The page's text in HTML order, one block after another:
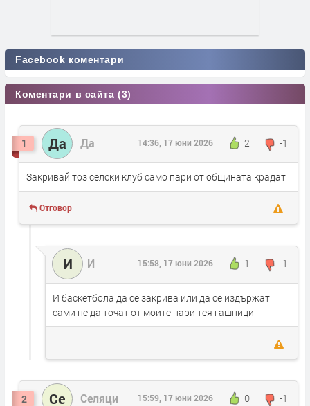
Facebook коментари
Коментари в сайта (3)
1 Да Да 2 -1
14:36, 17 юни 2026
Закривай тоз селски клуб само пари от общината крадат
Отговор
И И 1 -1
15:58, 17 юни 2026
И баскетбола да се закрива или да се издържат
сами не да точат от моите пари тея гашници
2 Се Селяци 0 -1
15:59, 17 юни 2026